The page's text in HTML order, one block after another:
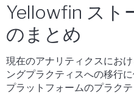
Yellowfin スト
のまとめ
現在のアナリティクスにお
ングプラクティスへの移行
プラットフォームのプラク